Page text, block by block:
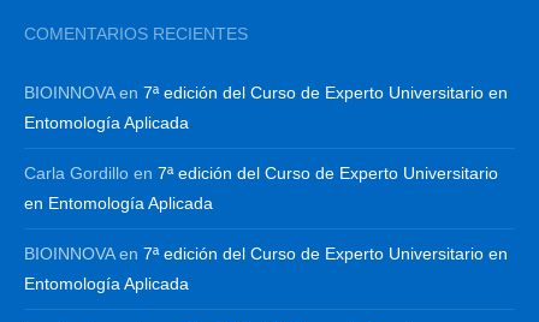
COMENTARIOS RECIENTES
BIOINNOVAen 7ª edición del Curso de Experto Universitario en
Entomología Aplicada
Carla Gordillo en 7ª edición del Curso de Experto Universitario
en Entomología Aplicada
BIOINNOVAen 7ª edición del Curso de Experto Universitario en
Entomología Aplicada